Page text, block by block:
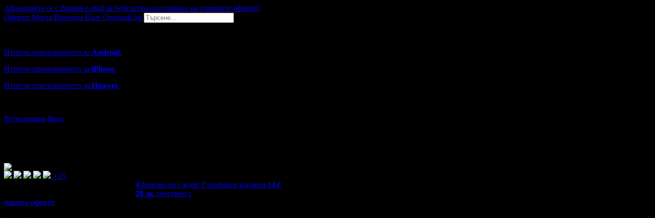
Абонирайте се с Вашия e-mail за безплатно получаване на горещите оферти!
Оферти Места Винетки Блог Опознай.bg
Изтегли приложението за Android.
Изтегли приложението за iPhone.
Изтегли приложението за Huawei.
Регистрация Вход
+15
4 фенове ни следят 7 грабнати ваучери 14 €
28лв. спестени с
нашите оферти